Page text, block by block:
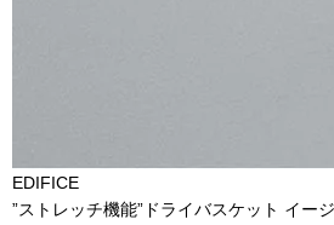
EDIFICE
”ストレッチ機能”ドライバスケット イー